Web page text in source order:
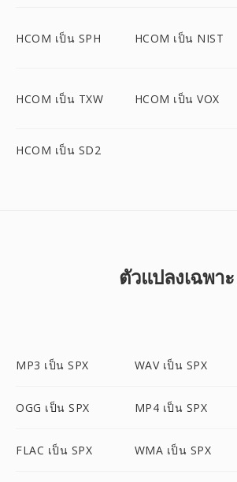
HCOM เป็น SPH HCOM เป็น NIST
HCOM เป็น TXW HCOM เป็น VOX
HCOM เป็น SD2
ตัวแปลงเฉพาะ
MP3 เป็น SPX WAV เป็น SPX
OGG เป็น SPX MP4 เป็น SPX
FLAC เป็น SPX WMA เป็น SPX